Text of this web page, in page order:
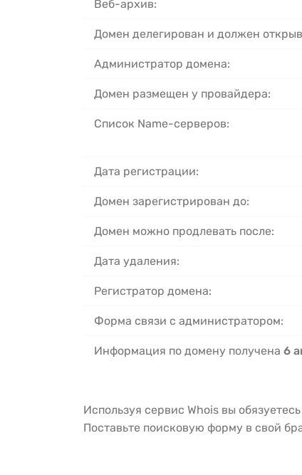
Веб-архив:
Домен делегирован и должен
Администратор домена:
Домен размещен у провайдера:
Список Name-серверов:
Дата регистрации:
Домен зарегистрирован до:
Домен можно продлевать после:
Дата удаления:
Регистратор домена:
Форма связи с администратором:
Информация по домену получена 6
Используя сервис Whois вы
Поставьте поисковую форму в свой